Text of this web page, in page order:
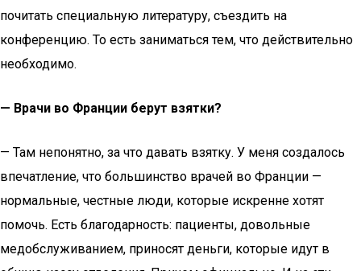
почитать специальную литературу, съездить на
конференцию. То есть заниматься тем, что действительно
необходимо.
— Врачи во Франции берут взятки?
— Там непонятно, за что давать взятку. У меня создалось
впечатление, что большинство врачей во Франции —
нормальные, честные люди, которые искренне хотят
помочь. Есть благодарность: пациенты, довольные
медобслуживанием, приносят деньги, которые идут в